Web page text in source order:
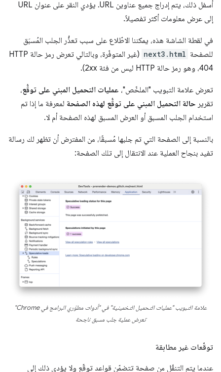
أسفل ذلك، يتم إدراج جميع عناوين URL. يؤدي النقر على عنوان URL
إلى عرض معلومات أكثر تفصيلاً.
في لقطة الشاشة هذه، يمكننا الاطّلاع على سبب تعذُّر الجلب المُسبَق
للصفحة next3.html
(غير المتوفّرة، وبالتالي تعرض رمز حالة HTTP
تعرض علامة التبويب "الملخّص"، عمليات التحميل المبني على توقُّع،
تقرير حالة التحميل المبني على توقُّع لهذه الصفحة لمعرفة ما إذا تم
استخدام الجلب المسبق أو العرض المسبق لهذه الصفحة أم لا.
بالنسبة إلى الصفحة التي تم جلبها مُسبقًا، من المفترض أن تظهر لك رسالة
تفيد بنجاح العملية عند الانتقال إلى تلك الصفحة:
علامة التبويب "عمليات التحميل التخمينية" في "أدوات مطوّري البرامج في Chrome"
تعرض عملية جلب مسبق ناجحة
توقّعات غير مطابقة
عندما يتم التنقّل من صفحة تتضمّن قواعد توقّع ولا يؤدي ذلك إلى